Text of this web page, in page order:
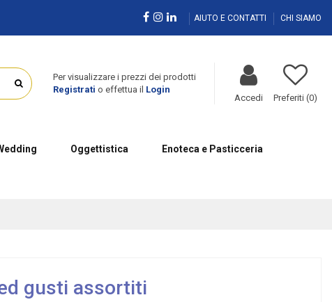
AIUTO E CONTATTI CHI SIAMO
Per visualizzare i prezzi dei prodotti
Registrati o effettua il Login
Accedi Preferiti (0)
Oggettistica Enoteca e Pasticceria
gusti assortiti